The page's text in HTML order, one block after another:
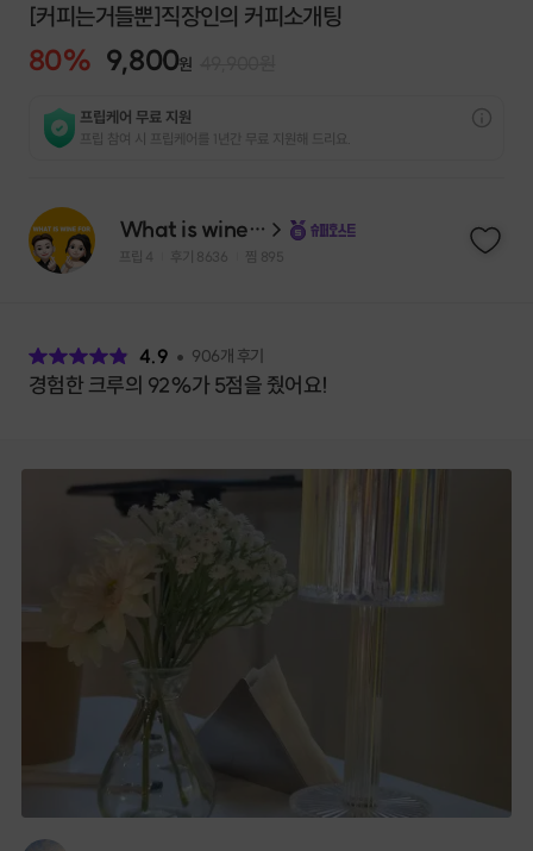
[커피는거들뿐]직장인의 커피소개팅
80% 9,800원
프립케어 무료 지원
프립 참여 시 프립케어를 1년간 무료 지원해 드리요.
What is wine for
프립 4 후기 8636 찜 895
4.9 906개 후기
경험한 크루의 92%가 5점을 줬어요!